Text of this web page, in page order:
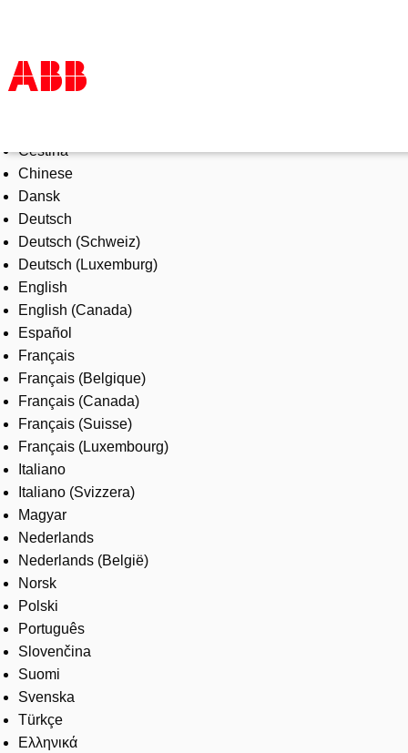
Products & Solutions
Industries
Services
About us
Where to buy
Contact us
Careers
Čeština
Chinese
Dansk
Deutsch
Deutsch (Schweiz)
Deutsch (Luxemburg)
English
English (Canada)
Español
Français
Français (Belgique)
Français (Canada)
Français (Suisse)
Français (Luxembourg)
Italiano
Italiano (Svizzera)
Magyar
Nederlands
Nederlands (België)
Norsk
Polski
Português
Slovenčina
Suomi
Svenska
Türkçe
Ελληνικά